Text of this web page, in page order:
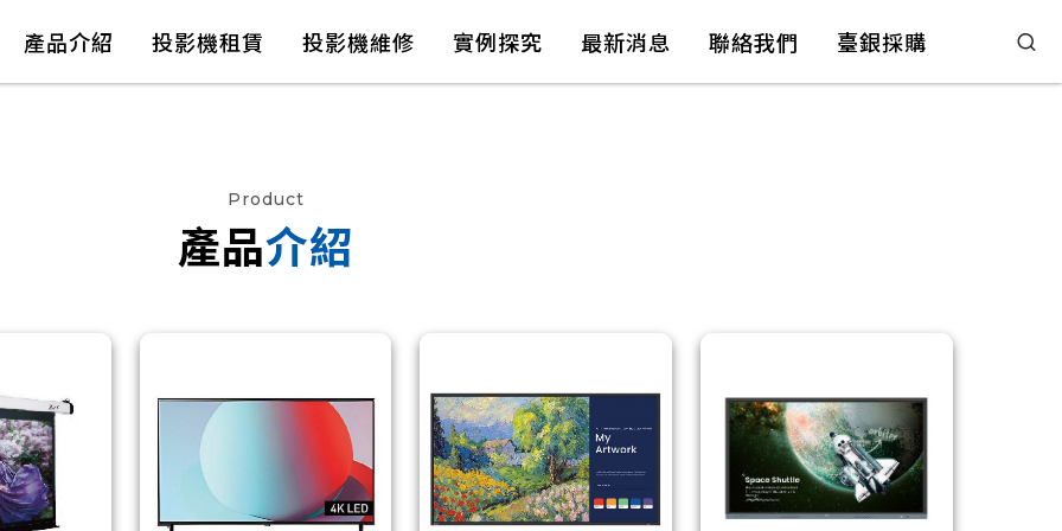
產品介紹 投影機租賃 投影機維修 實例探究 最新消息 聯絡我們 臺銀採購
Product
產品介紹